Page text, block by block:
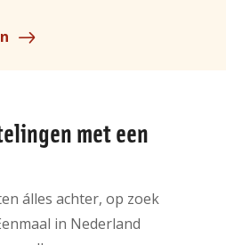
met een
álles achter, op zoek
in Nederland